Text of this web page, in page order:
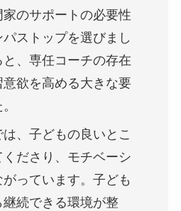
のサポートの必要性
ストップを選びまし
、専任コーチの存在
欲を高める大きな要
、子どもの良いとこ
ださり、モチベーシ
がっています。子ども
続できる環境が整